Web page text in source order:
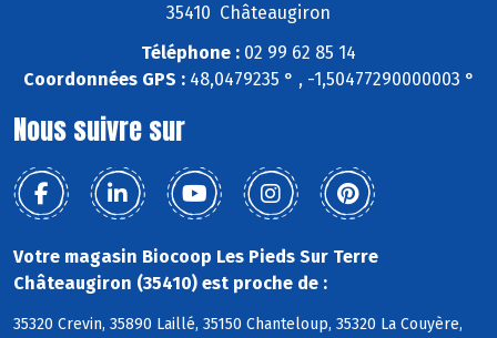
35410 Châteaugiron
Téléphone : 02 99 62 85 14
Coordonnées GPS :48,0479235 ° , -1,50477290000003 °
Nous suivre sur
Votre magasin Biocoop Les Pieds Sur Terre
Châteaugiron (35410) est proche de :
35320 Crevin, 35890 Laillé, 35150 Chanteloup, 35320 La Couyère,